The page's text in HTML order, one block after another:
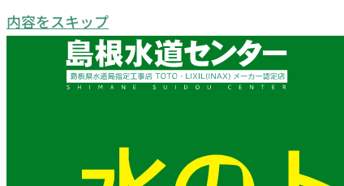
内容をスキップ